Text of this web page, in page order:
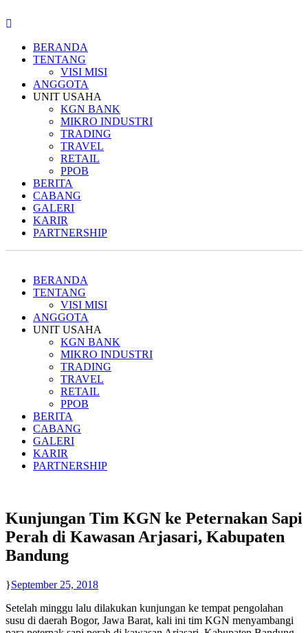
BERANDA
TENTANG
VISI MISI
ANGGOTA
UNIT USAHA
KGN BANK
MIKRO INDUSTRI
TRADING
TRAVEL
RETAIL
PPOB
BERITA
CABANG
GALERI
KARIR
PARTNERSHIP
BERANDA
TENTANG
VISI MISI
ANGGOTA
UNIT USAHA
KGN BANK
MIKRO INDUSTRI
TRADING
TRAVEL
RETAIL
PPOB
BERITA
CABANG
GALERI
KARIR
PARTNERSHIP
Kunjungan Tim KGN ke Peternakan Sapi
Perah di Kawasan Arjasari, Kabupaten
Bandung
September 25, 2018
Setelah minggu lalu dilakukan kunjungan ke tempat pengolahan
susu di daerah Bogor, Jawa Barat, kali ini tim KGN menyambangi